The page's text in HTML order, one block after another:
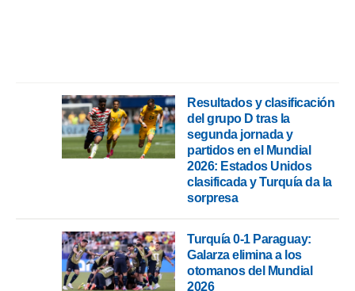
Resultados y clasificación
del grupo D tras la
segunda jornada y
partidos en el Mundial
2026: Estados Unidos
clasificada y Turquía da la
sorpresa
Turquía 0-1 Paraguay:
Galarza elimina a los
otomanos del Mundial
2026